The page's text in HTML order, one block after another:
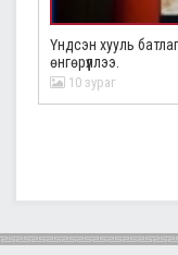
Үндсэн хууль
өнгөрүүллээ.
10 зураг